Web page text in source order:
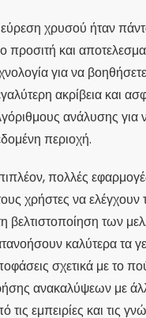
χρυσού ήταν
προσιτή και
για να
ακρίβεια και
ανάλυσης για
περιοχή.
πολλές
χρήστες να
βελτιστοποίηση των
καλύτερα τα
σχετικά με το
ανακαλύψεων με
τις εμπειρίες και τις